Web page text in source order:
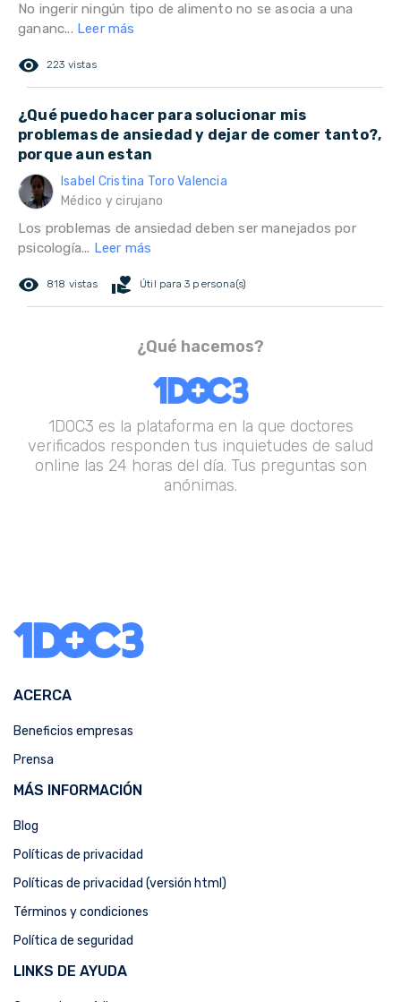
No ingerir ningún tipo de alimento no se asocia a una
gananc... Leer más
remove_red_eye 223 vistas
¿Qué puedo hacer para solucionar mis
problemas de ansiedad y dejar de comer tanto?,
porque aun estan
Isabel Cristina Toro Valencia
Médico y cirujano
Los problemas de ansiedad deben ser manejados por
psicología... Leer más
remove_red_eye 818 vistas volunteer_activism Útil para 3 persona(s)
¿Qué hacemos?
1DOC3 es la plataforma en la que doctores
verificados responden tus inquietudes de salud
online las 24 horas del día. Tus preguntas son
anónimas.
ACERCA
Beneficios empresas
Prensa
MÁS INFORMACIÓN
Blog
Políticas de privacidad
Políticas de privacidad (versión html)
Términos y condiciones
Política de seguridad
LINKS DE AYUDA